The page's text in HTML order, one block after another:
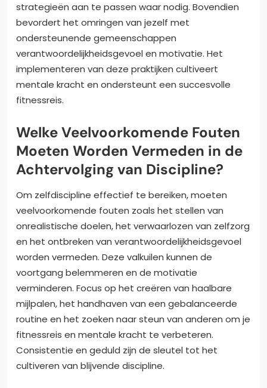
strategieën aan te passen waar nodig. Bovendien
bevordert het omringen van jezelf met
ondersteunende gemeenschappen
verantwoordelijkheidsgevoel en motivatie. Het
implementeren van deze praktijken cultiveert
mentale kracht en ondersteunt een succesvolle
fitnessreis.
Welke Veelvoorkomende Fouten
Moeten Worden Vermeden in de
Achtervolging van Discipline?
Om zelfdiscipline effectief te bereiken, moeten
veelvoorkomende fouten zoals het stellen van
onrealistische doelen, het verwaarlozen van zelfzorg
en het ontbreken van verantwoordelijkheidsgevoel
worden vermeden. Deze valkuilen kunnen de
voortgang belemmeren en de motivatie
verminderen. Focus op het creëren van haalbare
mijlpalen, het handhaven van een gebalanceerde
routine en het zoeken naar steun van anderen om je
fitnessreis en mentale kracht te verbeteren.
Consistentie en geduld zijn de sleutel tot het
cultiveren van blijvende discipline.